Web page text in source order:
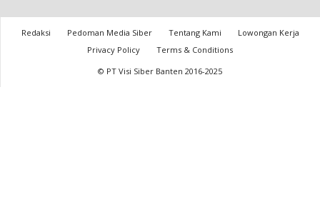
Redaksi Pedoman Media Siber Tentang Kami
Lowongan Kerja
Privacy Policy
Terms & Conditions
© PT Visi Siber Banten 2016-2025